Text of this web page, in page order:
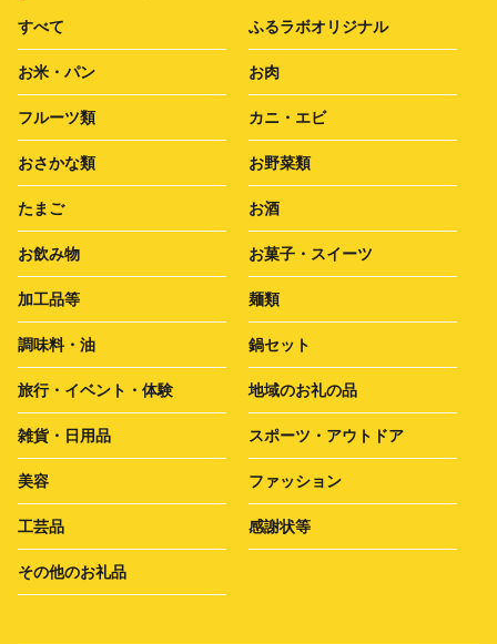
すべて ふるラボオリジナル
お米・パン お肉
フルーツ類 カニ・エビ
おさかな類 お野菜類
たまご お酒
お飲み物 お菓子・スイーツ
加工品等 麺類
調味料・油 鍋セット
旅行・イベント・体験 地域のお礼の品
雑貨・日用品 スポーツ・アウトドア
美容 ファッション
工芸品 感謝状等
その他のお礼品